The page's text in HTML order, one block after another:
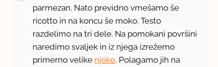
parmezan. Nato previdno vmešamo še
ricotto in na koncu še moko. Testo
razdelimo na tri dele. Na pomokani površini
naredimo svaljek in iz njega izrežemo
primerno velike njoke. Polagamo jih na